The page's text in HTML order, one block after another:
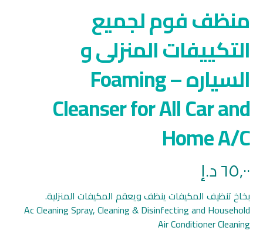
منظف فوم لجميع
التكييفات المنزلى و
السياره – Foaming
Cleanser for All Car and
Home A/C
٦٥,٠٠د.إ
بخاخ تنظيف المكيفات ينظف ويعقم المكيفات المنزلية.
Ac Cleaning Spray, Cleaning & Disinfecting and Household
Air Conditioner Cleaning